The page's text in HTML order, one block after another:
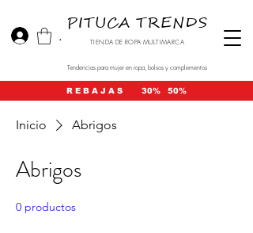
.
PITUCA TRENDS
TIENDA DE ROPA MULTIMARCA
Tendencias para mujer en ropa, bolsos y complementos
R E B A J A S 30% 50%
Inicio Abrigos
Abrigos
0 productos